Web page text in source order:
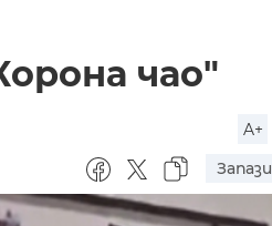
чао"
A+
Запази